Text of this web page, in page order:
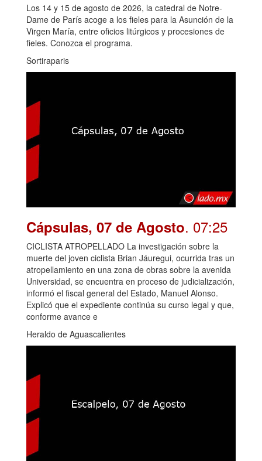
Los 14 y 15 de agosto de 2026, la catedral de Notre-
Dame de París acoge a los fieles para la Asunción de la
Virgen María, entre oficios litúrgicos y procesiones de
fieles. Conozca el programa.
Sortiraparis
Cápsulas, 07 de Agosto. 07:25
CICLISTA ATROPELLADO La investigación sobre la
muerte del joven ciclista Brian Jáuregui, ocurrida tras un
atropellamiento en una zona de obras sobre la avenida
Universidad, se encuentra en proceso de judicialización,
informó el fiscal general del Estado, Manuel Alonso.
Explicó que el expediente continúa su curso legal y que,
conforme avance e
Heraldo de Aguascalientes